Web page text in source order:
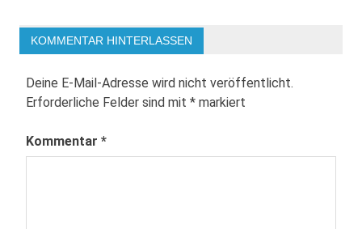
KOMMENTAR HINTERLASSEN
Deine E-Mail-Adresse wird nicht veröffentlicht.
Erforderliche Felder sind mit * markiert
Kommentar *